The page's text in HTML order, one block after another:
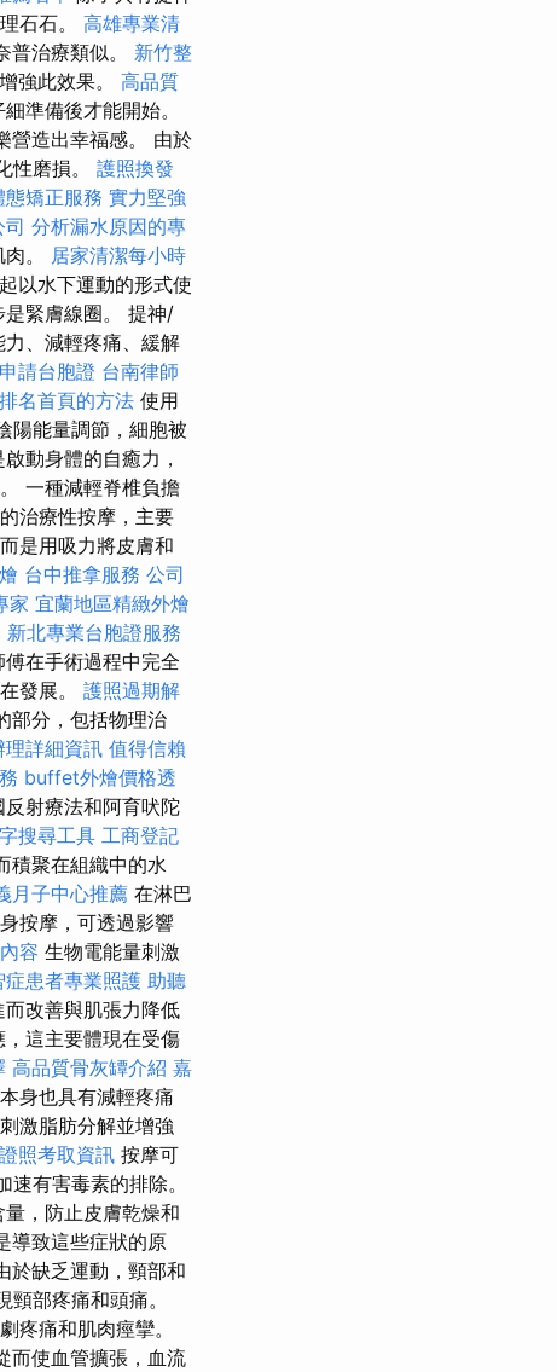
石石。 高雄專業清
普治療類似。 新竹整
強此效果。 高品質
準備後才能開始。
營造出幸福感。 由於
性磨損。 護照換發
態矯正服務 實力堅強
分析漏水原因的專
。 居家清潔每小時
以水下運動的形式使
是緊膚線圈。 提神/
、減輕疼痛、緩解
請台胞證 台南律師
名首頁的方法 使用
陽能量調節，細胞被
動身體的自癒力，
一種減輕脊椎負擔
治療性按摩，主要
是用吸力將皮膚和
台中推拿服務 公司
家 宜蘭地區精緻外燴
新北專業台胞證服務
傅在手術過程中完全
發展。 護照過期解
部分，包括物理治
理詳細資訊 值得信賴
buffet外燴價格透
射療法和阿育吠陀
搜尋工具 工商登記
積聚在組織中的水
月子中心推薦 在淋巴
按摩，可透過影響
容 生物電能量刺激
症患者專業照護 助聽
改善與肌張力降低
這主要體現在受傷
高品質骨灰罈介紹 嘉
身也具有減輕疼痛
激脂肪分解並增強
照考取資訊 按摩可
有害毒素的排除。
，防止皮膚乾燥和
導致這些症狀的原
於缺乏運動，頸部和
部疼痛和頭痛。
疼痛和肌肉痙攣。
而使血管擴張，血流